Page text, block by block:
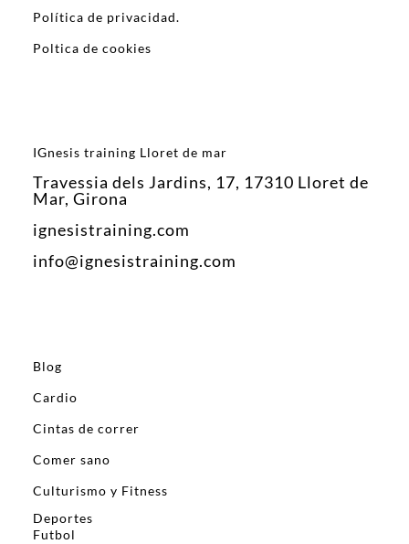
Política de privacidad.
Poltica de cookies
IGnesis training Lloret de mar
Travessia dels Jardins, 17, 17310 Lloret de
Mar, Girona
ignesistraining.com
info@ignesistraining.com
Blog
Cardio
Cintas de correr
Comer sano
Culturismo y Fitness
Deportes
Futbol